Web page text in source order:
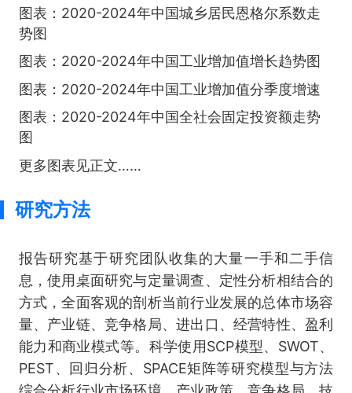
图表：2020-2024年中国城乡居民恩格尔系数走
势图
图表：2020-2024年中国工业增加值增长趋势图
图表：2020-2024年中国工业增加值分季度增速
图表：2020-2024年中国全社会固定投资额走势
图
更多图表见正文……
研究方法
报告研究基于研究团队收集的大量一手和二手信
息，使用桌面研究与定量调查、定性分析相结合的
方式，全面客观的剖析当前行业发展的总体市场容
量、产业链、竞争格局、进出口、经营特性、盈利
能力和商业模式等。科学使用SCP模型、SWOT、
PEST、回归分析、SPACE矩阵等研究模型与方法